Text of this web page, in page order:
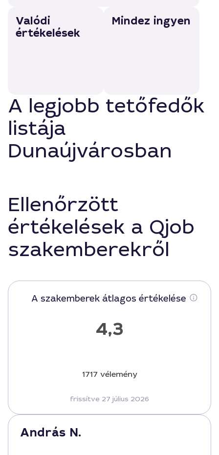
Valódi
értékelések
Mindez ingyen
A legjobb tetőfedők
listája
Dunaújvárosban
Ellenőrzött
értékelések a Qjob
szakemberekről
A szakemberek átlagos értékelése
4,3
1717 vélemény
frissítve 27 július 2026
András N.